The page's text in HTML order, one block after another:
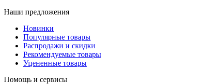
Наши предложения
Новинки
Популярные товары
Распродажи и скидки
Рекомендуемые товары
Уцененные товары
Помощь и сервисы